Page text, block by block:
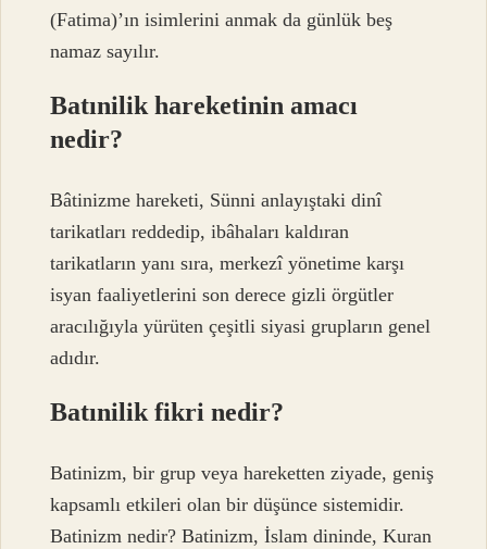
(Fatima)’ın isimlerini anmak da günlük beş
namaz sayılır.
Batınilik hareketinin amacı
nedir?
Bâtinizme hareketi, Sünni anlayıştaki dinî
tarikatları reddedip, ibâhaları kaldıran
tarikatların yanı sıra, merkezî yönetime karşı
isyan faaliyetlerini son derece gizli örgütler
aracılığıyla yürüten çeşitli siyasi grupların genel
adıdır.
Batınilik fikri nedir?
Batinizm, bir grup veya hareketten ziyade, geniş
kapsamlı etkileri olan bir düşünce sistemidir.
Batinizm nedir? Batinizm, İslam dininde, Kuran